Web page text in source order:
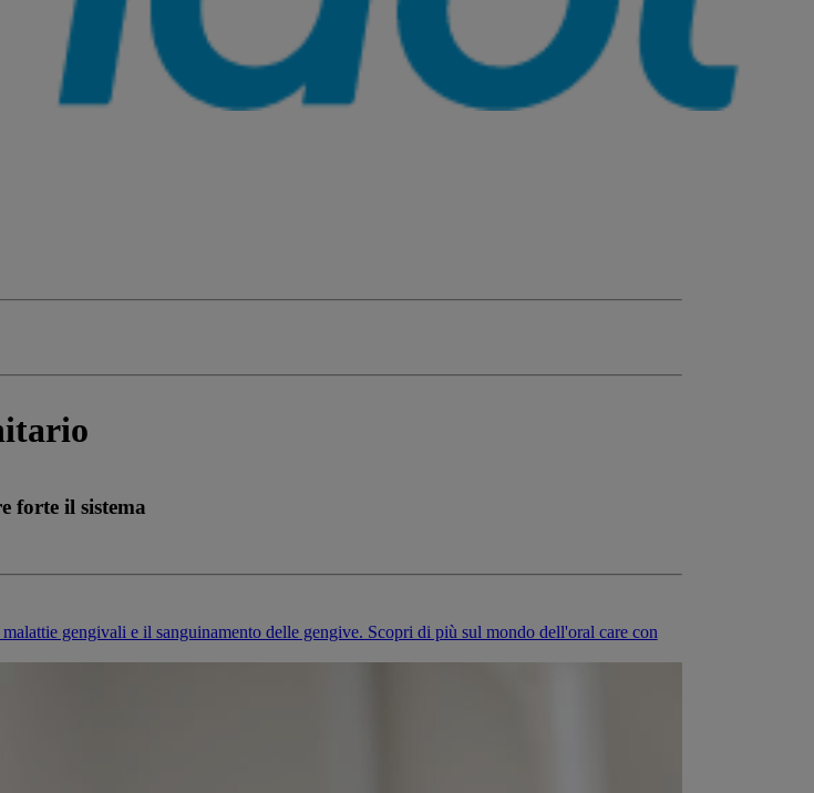
forte il sistema
gengivali e il sanguinamento delle gengive. Scopri di più sul mondo dell'oral care con